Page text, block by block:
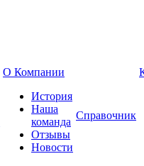
О Компании
История
Наша
команда
Отзывы
Новости
Справочник